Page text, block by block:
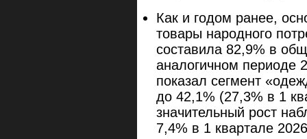
Как и годом ранее,
товары народного
составила 82,9% в
аналогичном периоде
показал сегмент
до 42,1% (27,3% в 1
значительный рост
7,4% в 1 квартале